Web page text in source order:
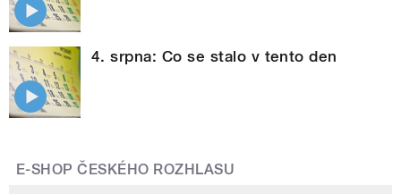
4. srpna: Co se stalo v tento den
E-SHOP ČESKÉHO ROZHLASU